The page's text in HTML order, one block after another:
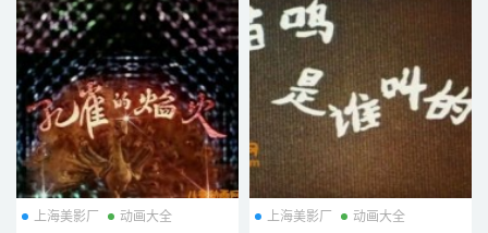
上海美影厂 动画大全 上海美影厂 动画大全